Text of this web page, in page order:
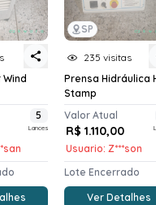
5
Lances
SP
235 visitas
Prensa Hidráulica
Stamp
Valor Atual
R$ 1.110,00
Usuario: Z***son
Lote Encerrado
Ver Detalhes